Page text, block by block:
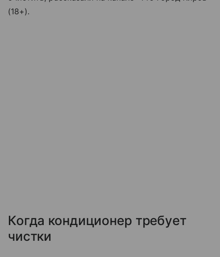
(18+).
Когда кондиционер требует
чистки